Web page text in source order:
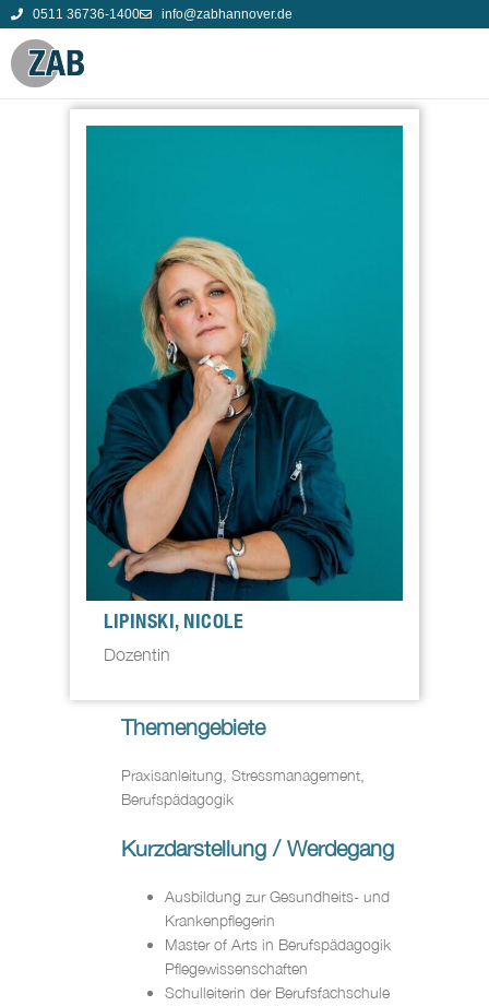
0511 36736-1400 info@zabhannover.de
LIPINSKI, NICOLE
Dozentin
Themengebiete
Praxisanleitung, Stressmanagement,
Berufspädagogik
Kurzdarstellung / Werdegang
Ausbildung zur Gesundheits- und
Krankenpflegerin
Master of Arts in Berufspädagogik
Pflegewissenschaften
Schulleiterin der Berufsfachschule